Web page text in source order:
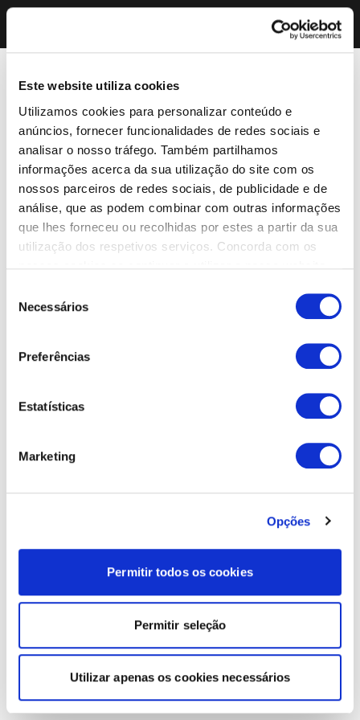
Este website utiliza cookies
Utilizamos cookies para personalizar conteúdo e
anúncios, fornecer funcionalidades de redes sociais e
analisar o nosso tráfego. Também partilhamos
informações acerca da sua utilização do site com os
nossos parceiros de redes sociais, de publicidade e de
análise, que as podem combinar com outras informações
que lhes forneceu ou recolhidas por estes a partir da sua
utilização dos respetivos serviços. Concorda com os
Necessários
Preferências
Estatísticas
Marketing
Opções
Permitir todos os cookies
Permitir seleção
Utilizar apenas os cookies necessários